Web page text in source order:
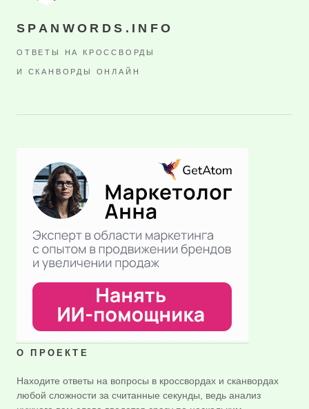
SPANWORDS.INFO
ОТВЕТЫ НА КРОССВОРДЫ
И СКАНВОРДЫ ОНЛАЙН
О ПРОЕКТЕ
Находите ответы на вопросы в кроссвордах и сканвордах
любой сложности за считанные секунды, ведь анализ